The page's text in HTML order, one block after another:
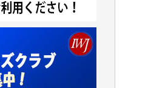
払えず今は非会員